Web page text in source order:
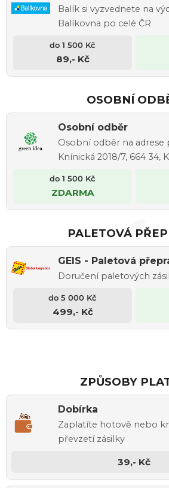
Balík si vyzvednete na
Balíkovna po celé ČR
89,- Kč
OSOBNÍ
Osobní odběr
Osobní odběr na adrese
Knínická 2018/7, 664 34,
ZDARMA
PALETOVÁ
GEIS - Paletová
Doručení paletových
499,- Kč
ZPŮSOBY
Dobírka
Zaplatíte hotově nebo
převzetí zásilky
39,- Kč